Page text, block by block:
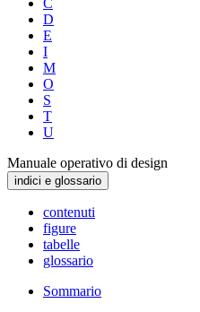
C
D
E
I
M
O
S
T
U
Manuale operativo di design
indici e glossario
contenuti
figure
tabelle
glossario
Sommario